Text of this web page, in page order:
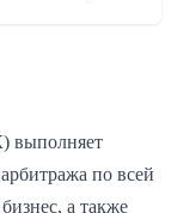
выполняет
по всей
а также